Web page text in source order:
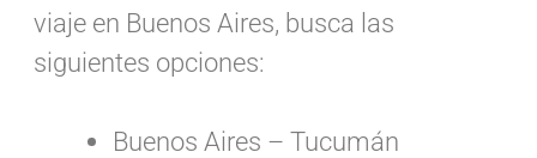
viaje en Buenos Aires, busca las
siguientes opciones:
Buenos Aires – Tucumán